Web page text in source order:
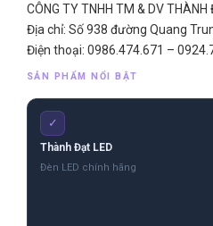
CÔNG TY TNHH TM & DV THÀNH
Địa chỉ: Số 938 đường Quang
Điện thoại: 0986.474.671 –
SẢN PHẨM NỔI BẬT
✓
Thành Đạt LED
Đèn LED chính hãng